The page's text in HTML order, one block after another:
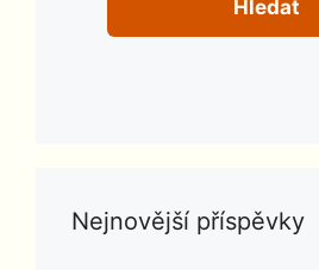
Hledat
Nejnovější příspěvky